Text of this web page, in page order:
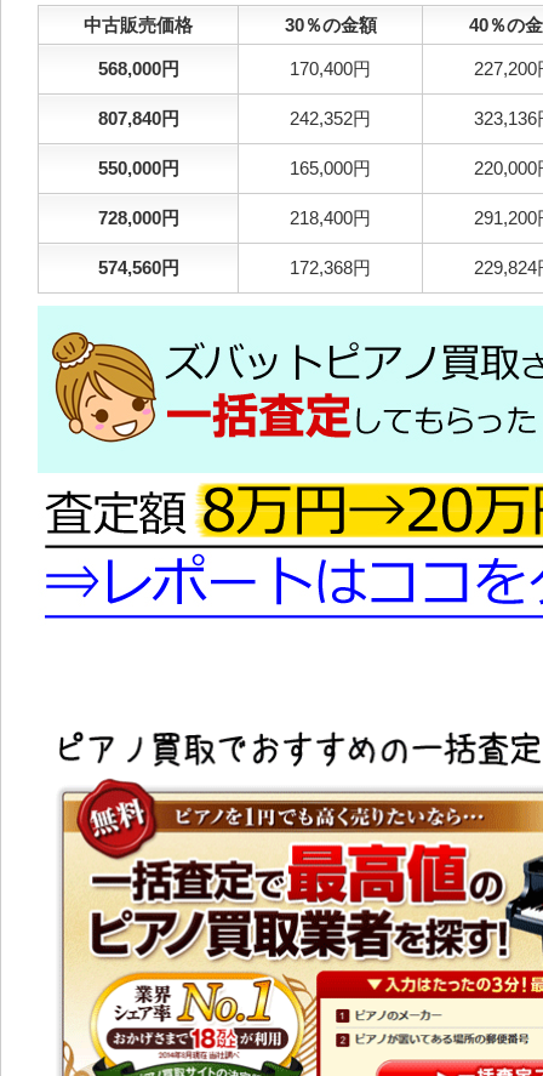
中古販売価格 30％の金額 40％の
568,000円 170,400円 227,200
807,840円 242,352円 323,136
550,000円 165,000円 220,000
728,000円 218,400円 291,200
574,560円 172,368円 229,824